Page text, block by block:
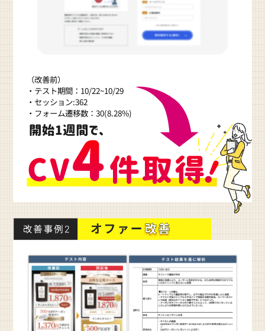
（改善前）
・テスト期間：10/22~10/29
・セッション:362
・フォーム遷移数：30(8.28%)